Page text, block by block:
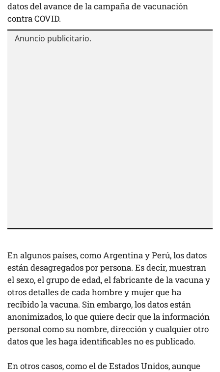
datos del avance de la campaña de vacunación
contra COVID.
En algunos países, como Argentina y Perú, los datos
están desagregados por persona. Es decir, muestran
el sexo, el grupo de edad, el fabricante de la vacuna y
otros detalles de cada hombre y mujer que ha
recibido la vacuna. Sin embargo, los datos están
anonimizados, lo que quiere decir que la información
personal como su nombre, dirección y cualquier otro
datos que les haga identificables no es publicado.
En otros casos, como el de Estados Unidos, aunque